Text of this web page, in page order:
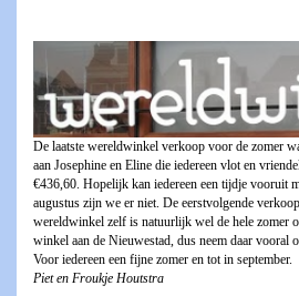
De laatste wereldwinkel verkoop voor de zomer
aan Josephine en Eline die iedereen vlot en
€436,60. Hopelijk kan iedereen een tijdje vooruit
augustus zijn we er niet. De eerstvolgende
wereldwinkel zelf is natuurlijk wel de hele zomer
winkel aan de Nieuwestad, dus neem daar vooral
Voor iedereen een fijne zomer en tot in september.
Piet en Froukje Houtstra